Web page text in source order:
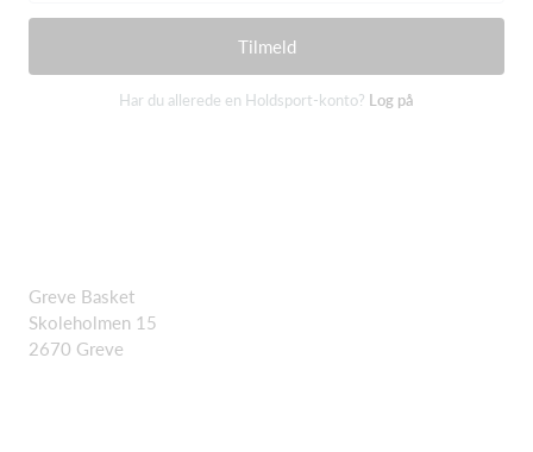
Tilmeld
Har du allerede en Holdsport-konto? Log på
Greve Basket
Skoleholmen 15
2670 Greve